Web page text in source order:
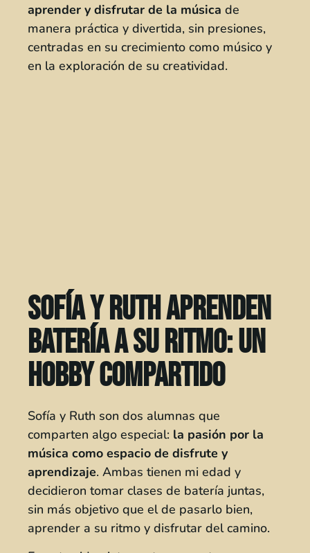
aprender y disfrutar de la música de
manera práctica y divertida, sin presiones,
centradas en su crecimiento como músico y
en la exploración de su creatividad.
Sofía y Ruth aprenden
batería a su ritmo: un
hobby compartido
Sofía y Ruth son dos alumnas que
comparten algo especial: la pasión por la
música como espacio de disfrute y
aprendizaje. Ambas tienen mi edad y
decidieron tomar clases de batería juntas,
sin más objetivo que el de pasarlo bien,
aprender a su ritmo y disfrutar del camino.